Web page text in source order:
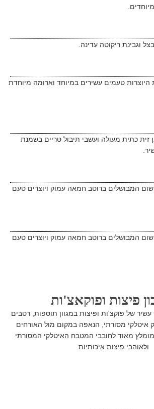
וגבינת ריקוטה עדינה.
היוצרות טעמים עשירים במיוחד וארומה מיוחדת
זית כתית מעולה ועשבי תיבול טריים בשמנת
המבושלים ברוטב חמאה עמוק ויוצרים טעם
המבושלים ברוטב חמאה עמוק ויוצרים טעם
פיצות ופוקאצ'ות
של פוקצ'ות ופיצות במגוון תוספות, רטבים
איטלקי מסורתי, הנאפה במקום מול האורחים
מאוד לחובבי המטבח האיטלקי המסורתי
ולאוהבי פיצות איכותיות.